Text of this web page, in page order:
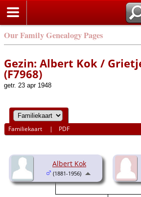
Our Family Genealogy Pages
Gezin: Albert Kok /
(F7968)
getr. 23 apr 1948
Familiekaart | PDF
Albert Kok
(1881-1956)